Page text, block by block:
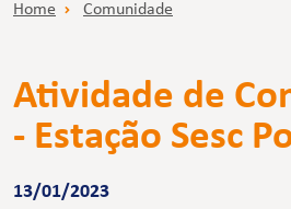
Home Comunidade
Atividade de
- Estação Sesc
13/01/2023